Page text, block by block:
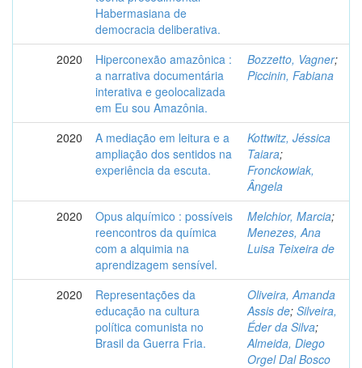
Habermasiana de
democracia deliberativa.
2020
Hiperconexão amazônica :
a narrativa documentária
interativa e geolocalizada
em Eu sou Amazônia.
Bozzetto, Vagner;
Piccinin, Fabiana
2020
A mediação em leitura e a
ampliação dos sentidos na
experiência da escuta.
Kottwitz, Jéssica
Taiara;
Fronckowiak,
Ângela
2020
Opus alquímico : possíveis
reencontros da química
com a alquimia na
aprendizagem sensível.
Melchior, Marcia;
Menezes, Ana
Luisa Teixeira de
2020
Representações da
educação na cultura
política comunista no
Brasil da Guerra Fria.
Oliveira, Amanda
Assis de; Silveira,
Éder da Silva;
Almeida, Diego
Orgel Dal Bosco